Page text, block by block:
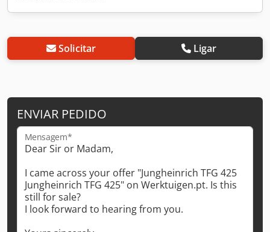
Solicitar Ligar
ENVIAR PEDIDO
Mensagem*